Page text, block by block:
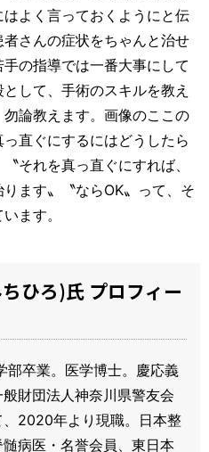
よく言っておくようにと伝
さんの症状をちゃんと治せ
の指導では一番大事にして
して、手術のスキルを教え
論教えます。画像のここの
直ぐにするにはどうしたら
それを真っ直ぐにすれば、
ます〟〝ならOK〟って、そ
ます。
ひろ)氏 プロフィー
部卒業。医学博士。慶応義
財団法人神奈川県警友会
2020年より現職。日本整
病医・名誉会員、東日本